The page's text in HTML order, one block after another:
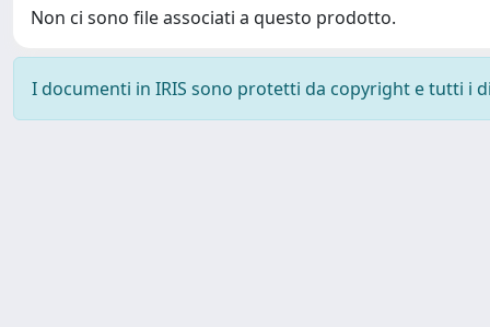
Non ci sono file associati a questo prodotto.
I documenti in IRIS sono protetti da copyright e tutti i